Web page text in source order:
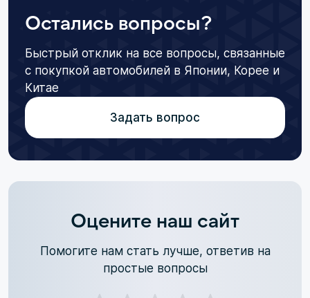
Остались вопросы?
Быстрый отклик на все вопросы, связанные
с покупкой автомобилей в Японии, Корее и
Китае
Задать вопрос
Оцените наш сайт
Помогите нам стать лучше, ответив на
простые вопросы